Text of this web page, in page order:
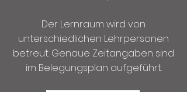
Der Lernraum wird von
unterschiedlichen Lehrpersonen
betreut. Genaue Zeitangaben sind
im Belegungsplan aufgeführt.